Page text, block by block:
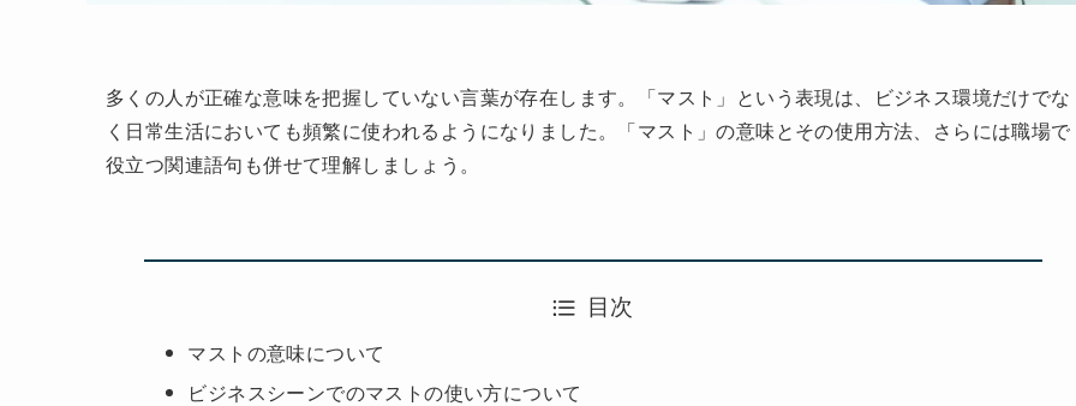
多くの人が正確な意味を把握していない言葉が存在します。「マスト」という表現は、ビジネス環境だけでな
く日常生活においても頻繁に使われるようになりました。「マスト」の意味とその使用方法、さらには職場で
役立つ関連語句も併せて理解しましょう。
目次
マストの意味について
ビジネスシーンでのマストの使い方について